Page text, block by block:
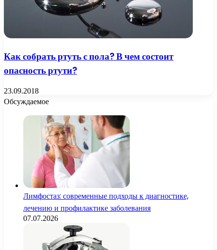
Как собрать ртуть с пола? В чем состоит
опасность ртути?
23.09.2018
Обсуждаемое
Лимфостаз: современные подходы к диагностике,
лечению и профилактике заболевания
07.07.2026